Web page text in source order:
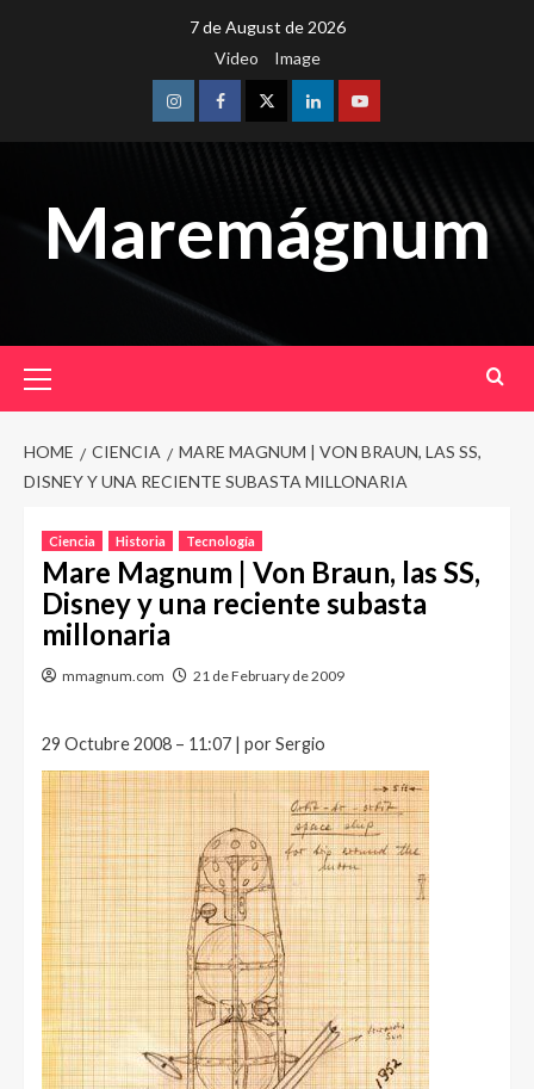
7 de August de 2026
Video
Image
InstagramFacebookTwitterLinkedinYoutube
Maremágnum
Menu
HOME CIENCIA
MARE MAGNUM | VON BRAUN, LAS SS,
DISNEY Y UNA RECIENTE SUBASTA MILLONARIA
Ciencia Historia Tecnología
Mare Magnum | Von Braun, las SS,
Disney y una reciente subasta
millonaria
mmagnum.com 21 de February de 2009
29 Octubre 2008 – 11:07 | por Sergio